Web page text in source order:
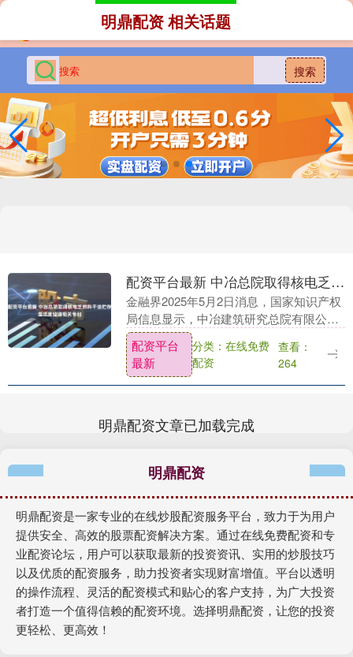
搜索
明鼎配资 相关话题
配资平台最新 中冶总院取得核电乏燃料干法贮存温湿度监测相关专利
金融界2025年5月2日消息，国家知识产权
局信息显示，中冶建筑研究总院有限公司
取得一项名为“一种核电乏燃料干法贮存温
湿度监测系统及监测方法”的专利配资平台
最新，....
配资平台
最新
分类：在线免费
配资
查看：
264
明鼎配资文章已加载完成
明鼎配资
明鼎配资是一家专业的在线炒股配资服务平台，致力于为用户
提供安全、高效的股票配资解决方案。通过在线免费配资和专
业配资论坛，用户可以获取最新的投资资讯、实用的炒股技巧
以及优质的配资服务，助力投资者实现财富增值。平台以透明
的操作流程、灵活的配资模式和贴心的客户支持，为广大投资
者打造一个值得信赖的配资环境。选择明鼎配资，让您的投资
更轻松、更高效！